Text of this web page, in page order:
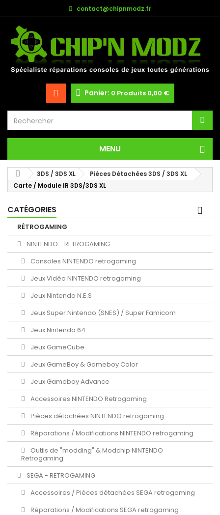
contact@chipnmodz.fr
Panier: 0 Produits 0,00 €
MENU
3DS / 3DS XL
Pièces Détachées 3DS / 3DS XL
Carte / Module IR 3DS/3DS XL
CATÉGORIES
RÉTROGAMING
NINTENDO - RETROGAMING
Consoles NINTENDO retrogaming
Jeux Vidéo NINTENDO retrogaming
Jeux Nintendo N.E.S
Jeux Super Nintendo (SNES) / Super Famicom
Jeux Nintendo 64
Jeux GameCube
Jeux GameBoy & Gameboy Color
Jeux Gameboy Advance
Accessoires NINTENDO Retrogaming
Pièces détachées NINTENDO retrogaming
Réparations / Modifications NINTENDO retrogaming
Outils de "modding" & Modchip NINTENDO
Retrogaming
SEGA - RETROGAMING
Accessoires / Pièces détachées SEGA retrogaming
Réparations / Modifications SEGA retrogaming